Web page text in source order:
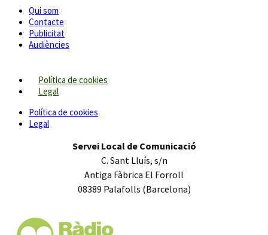
Qui som
Contacte
Publicitat
Audiències
Política de cookies
Legal
Política de cookies
Legal
Servei Local de Comunicació
C. Sant Lluís, s/n
Antiga Fàbrica El Forroll
08389 Palafolls (Barcelona)